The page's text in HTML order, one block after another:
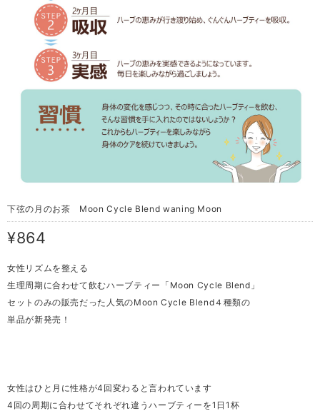
下弦の月のお茶 Moon Cycle Blend waning Moon
¥864
女性リズムを整える
生理周期に合わせて飲むハーブティー「Moon Cycle Blend」
セットのみの販売だった人気のMoon Cycle Blend４種類の
単品が新発売！
女性はひと月に性格が4回変わると言われています
4回の周期に合わせてそれぞれ違うハーブティーを1日1杯